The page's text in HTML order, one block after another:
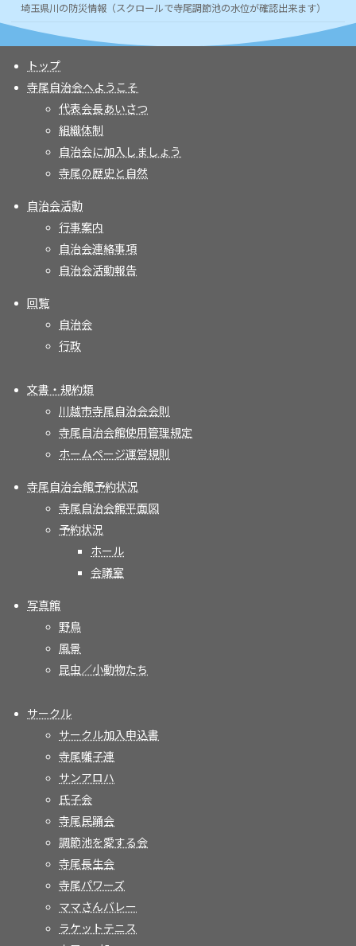
埼玉県川の防災情報（スクロールで寺尾調節池の水位が確認出来ます）
トップ
寺尾自治会へようこそ
代表会長あいさつ
組織体制
自治会に加入しましょう
寺尾の歴史と自然
自治会活動
行事案内
自治会連絡事項
自治会活動報告
回覧
自治会
行政
文書・規約類
川越市寺尾自治会会則
寺尾自治会館使用管理規定
ホームページ運営規則
寺尾自治会館予約状況
寺尾自治会館平面図
予約状況
ホール
会議室
写真館
野鳥
風景
昆虫／小動物たち
サークル
サークル加入申込書
寺尾囃子連
サンアロハ
氏子会
寺尾民踊会
調節池を愛する会
寺尾長生会
寺尾パワーズ
ママさんバレー
ラケットテニス